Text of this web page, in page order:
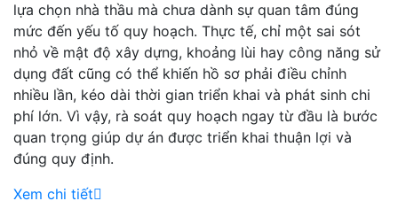
lựa chọn nhà thầu mà chưa dành sự quan tâm đúng
mức đến yếu tố quy hoạch. Thực tế, chỉ một sai sót
nhỏ về mật độ xây dựng, khoảng lùi hay công năng sử
dụng đất cũng có thể khiến hồ sơ phải điều chỉnh
nhiều lần, kéo dài thời gian triển khai và phát sinh chi
phí lớn. Vì vậy, rà soát quy hoạch ngay từ đầu là bước
quan trọng giúp dự án được triển khai thuận lợi và
đúng quy định.
Xem chi tiết